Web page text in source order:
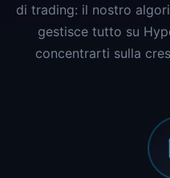
di trading: il nostro
gestisce tutto su
concentrarti sulla